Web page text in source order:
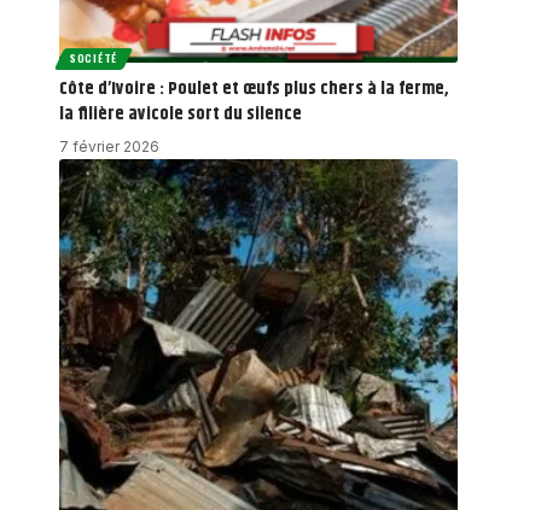
SOCIÉTÉ
Côte d’Ivoire : Poulet et œufs plus chers à la ferme,
la filière avicole sort du silence
7 février 2026